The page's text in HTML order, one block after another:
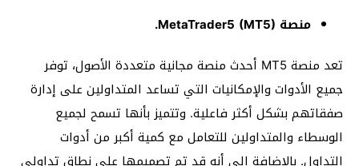
منصة MetaTrader5 (MT5).
تعد منصة MT5 أحدث منصة مجانية متعددة الأصول، توفر
جميع الأدوات والإمكانيات التي تساعد المتداولين على إدارة
صفقاتهم بشكل أكثر فاعلية. وتتميز بأنها تسمح لجميع
الوسطاء والمتداولين للتعامل مع كمية أكبر من أدوات
التداول. بالإضافة إلى أنه قد تم تصميمها على نطاق تداولي